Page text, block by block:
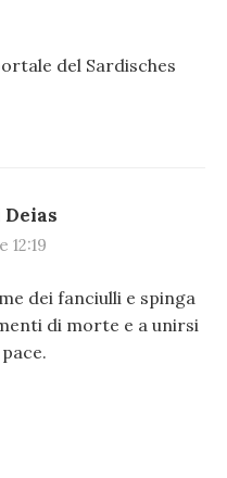
del Sardisches
12:19
dei fanciulli e spinga
di morte e a unirsi